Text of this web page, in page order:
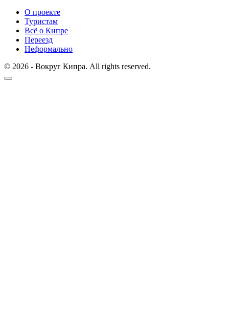
О проекте
Туристам
Всё о Кипре
Переезд
Неформально
© 2026 - Вокруг Кипра. All rights reserved.